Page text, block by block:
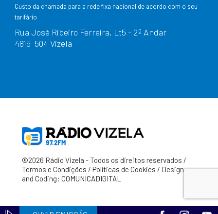
Custo da chamada para a rede fixa nacional de acordo com o seu
tarifário
Rua José Ribeiro Ferreira, Lt5 - 2º Andar
4815–504 Vizela
©2026 Rádio Vizela - Todos os direitos reservados /
Termos e Condições / Políticas de Cookies / Design
and Coding: COMUNICADIGITAL